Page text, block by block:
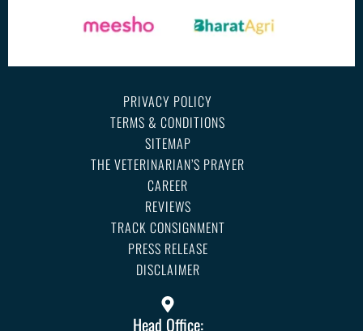
PRIVACY POLICY
TERMS & CONDITIONS
SITEMAP
THE VETERINARIAN’S PRAYER
CAREER
REVIEWS
TRACK CONSIGNMENT
PRESS RELEASE
DISCLAIMER
Head Office: